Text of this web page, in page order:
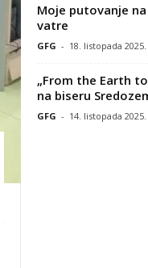
Moje putovanje
vatre
GFG - 18. listopada 2025.
„From the Earth
na biseru
GFG - 14. listopada 2025.